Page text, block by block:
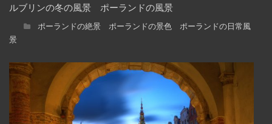
ルブリンの冬の風景 ポーランドの風景
ポーランドの絶景 ポーランドの景色 ポーランドの日常風
景